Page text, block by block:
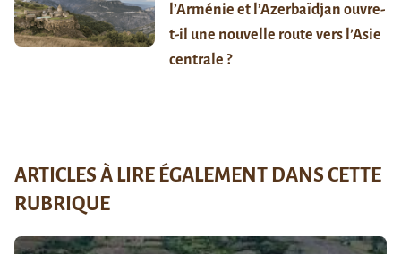
l’Arménie et l’Azerbaïdjan ouvre-
t-il une nouvelle route vers l’Asie
centrale ?
ARTICLES À LIRE ÉGALEMENT DANS CETTE
RUBRIQUE